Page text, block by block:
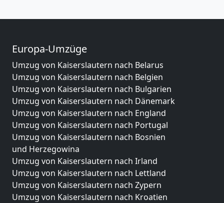
Europa-Umzüge
Umzug von Kaiserslautern nach Belarus
Umzug von Kaiserslautern nach Belgien
Umzug von Kaiserslautern nach Bulgarien
Umzug von Kaiserslautern nach Dänemark
Umzug von Kaiserslautern nach England
Umzug von Kaiserslautern nach Portugal
Umzug von Kaiserslautern nach Bosnien
und Herzegowina
Umzug von Kaiserslautern nach Irland
Umzug von Kaiserslautern nach Lettland
Umzug von Kaiserslautern nach Zypern
Umzug von Kaiserslautern nach Kroatien